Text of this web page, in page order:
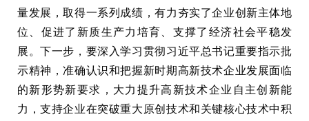
量发展，取得一系列成绩，有力夯实了企业创新主体地
位、促进了新质生产力培育、支撑了经济社会平稳发
展。下一步，要深入学习贯彻习近平总书记重要指示批
示精神，准确认识和把握新时期高新技术企业发展面临
的新形势新要求，大力提升高新技术企业自主创新能
力，支持企业在突破重大原创技术和关键核心技术中积